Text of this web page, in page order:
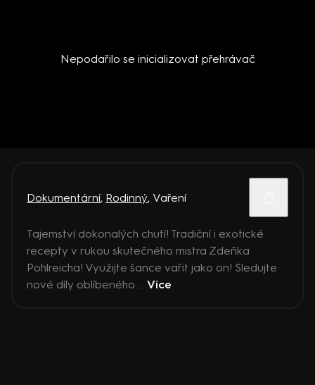
Nepodařilo se inicializovat přehrávač
Dokumentární, Rodinný, Vaření
Tajemství dokonalých chutí! Tradiční i exotické
recepty v rukou skutečného mistra Zdeňka
Pohlreicha! Využijte šance vařit jako on! Sledujte
nové díly oblíbeného ... Více